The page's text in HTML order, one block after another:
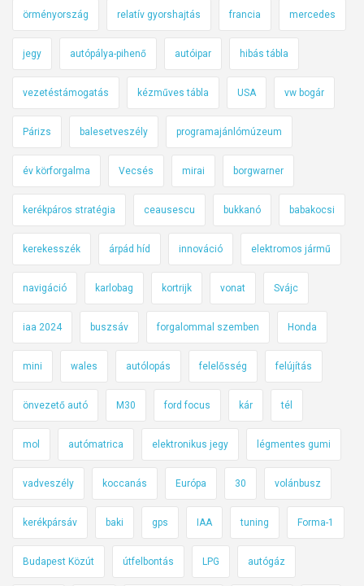
örményország relatív gyorshajtás francia mercedes
jegy autópálya-pihenő autóipar hibás tábla
vezetéstámogatás kézműves tábla USA vw bogár
Párizs balesetveszély programajánlómúzeum
év körforgalma Vecsés mirai borgwarner
kerékpáros stratégia ceausescu bukkanó babakocsi
kerekesszék árpád híd innováció elektromos jármű
navigáció karlobag kortrijk vonat Svájc
iaa 2024 buszsáv forgalommal szemben Honda
mini wales autólopás felelősség felújítás
önvezető autó M30 ford focus kár tél
mol autómatrica elektronikus jegy légmentes gumi
vadveszély koccanás Európa 30 volánbusz
kerékpársáv baki gps IAA tuning Forma-1
Budapest Közút útfelbontás LPG autógáz